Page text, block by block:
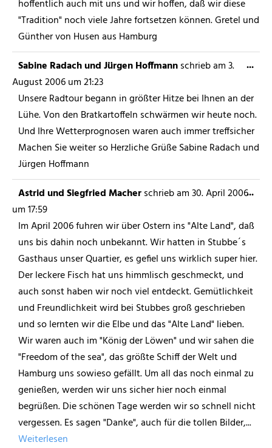
hoffentlich auch mit uns und wir hoffen, daß wir diese
"Tradition" noch viele Jahre fortsetzen können. Gretel und
Günther von Husen aus Hamburg
Sabine Radach und Jürgen Hoffmannschrieb am3.
August 2006um21:23
Unsere Radtour begann in größter Hitze bei Ihnen an der
Lühe. Von den Bratkartoffeln schwärmen wir heute noch.
Und Ihre Wetterprognosen waren auch immer treffsicher
Machen Sie weiter so Herzliche Grüße Sabine Radach und
Jürgen Hoffmann
...
Astrid und Siegfried Macherschrieb am30. April 2006
um17:59
Im April 2006 fuhren wir über Ostern ins "Alte Land", daß
uns bis dahin noch unbekannt. Wir hatten in Stubbe´s
Gasthaus unser Quartier, es gefiel uns wirklich super hier.
Der leckere Fisch hat uns himmlisch geschmeckt, und
auch sonst haben wir noch viel entdeckt. Gemütlichkeit
und Freundlichkeit wird bei Stubbes groß geschrieben
und so lernten wir die Elbe und das "Alte Land" lieben.
Wir waren auch im "König der Löwen" und wir sahen die
"Freedom of the sea", das größte Schiff der Welt und
Hamburg uns sowieso gefällt. Um all das noch einmal zu
genießen, werden wir uns sicher hier noch einmal
begrüßen. Die schönen Tage werden wir so schnell nicht
vergessen. Es sagen "Danke", auch für die tollen Bilder,...
Weiterlesen
...